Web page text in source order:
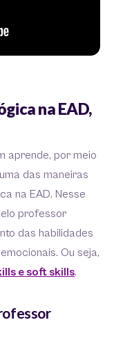
na EAD,
aprende, por meio
das maneiras
na EAD. Nesse
professor
das habilidades
Ou seja,
e soft skills.